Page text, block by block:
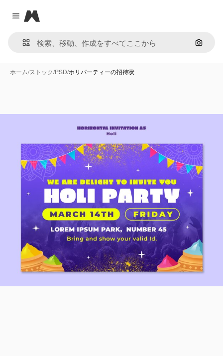
Close menu
Magnific
画像で
ホーム/ストック/PSD/ホリパーティーの招待状